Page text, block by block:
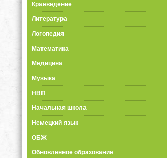
Краеведение
Литература
Логопедия
Математика
Медицина
Музыка
НВП
Начальная школа
Немецкий язык
ОБЖ
Обновлённое образование